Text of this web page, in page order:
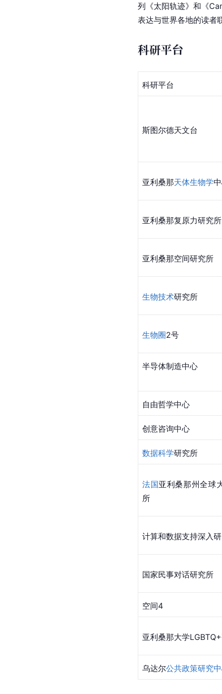
列《太阳轨迹》和《
表达与世界各地的读者
科研平台
科研平台
斯图尔德天文台
亚利桑那天体生物学
亚利桑那复原力研究所
亚利桑那空间研究所
生物技术研究所
生物圈2号
半导体制造中心
自由哲学中心
创意咨询中心
数据科学研究所
法国亚利桑那州全球
所
计算和数据支持深入
国家民事对话研究所
空间4
亚利桑那大学
乌达尔公共政策研究